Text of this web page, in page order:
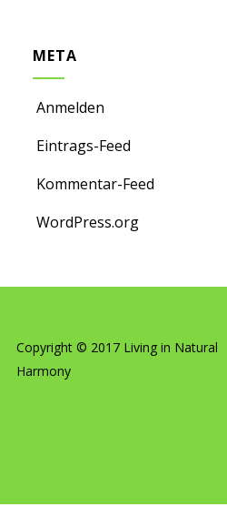
META
Anmelden
Eintrags-Feed
Kommentar-Feed
WordPress.org
Copyright © 2017 Living in Natural
Harmony